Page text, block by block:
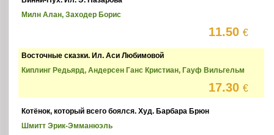
Милн Алан, Заходер Борис
11.50€
Восточные сказки. Ил. Аси Любимовой
Киплинг Редьярд, Андерсен Ганс Кристиан, Гауф Вильгельм
17.30€
Котёнок, который всего боялся. Худ. Барбара Брюн
Шмитт Эрик-Эмманюэль